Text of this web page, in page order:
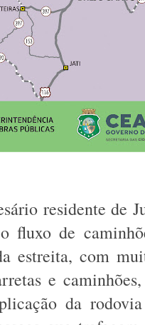
residente de
fluxo de
estreita, com
e
da